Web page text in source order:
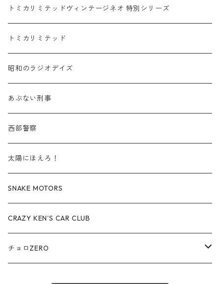
スバル / SUBARU
スズキ / SUZUKI
三菱 / MITSUBISHI
シボレー / Chevrolet
ビー・エム・ダブリュー / BMW
レクサス / LEXUS
アウディ / Audi
ロータス / LOTUS
三菱ふそう/ MITSUBISHI FUSO
赤箱 - 絶版（廃盤）トミカ No.10-19
赤箱 - 絶版（廃盤）トミカ No.60-69
赤箱 - 絶版（廃盤）トミカ No.70-79
赤箱 - 車種別
乗用車
商用車・公用車
TLV - No. LV-10-19
TLV - No. LV-60-69
TLV - No. LV-70-79
乗用車
商用車・公用車
TLVN - NEW LINEUP
TLVN - No. LV-00-219
TLVN - No. LV-00-09
TLVN - No. LV-10-19
TLVN - No. LV-60-69
TLVN - No. LV-70-79
TLVN - 車種別
乗用車
商用車・公用車
トミカリミテッドヴィンテージネオ 特別シリーズ
トミカリミテッド
昭和のラジオデイズ
あぶない刑事
西部警察
太陽にほえろ！
SNAKE MOTORS
CRAZY KEN'S CAR CLUB
チョロZERO